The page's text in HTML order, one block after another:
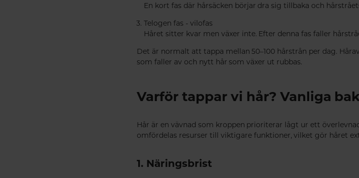
En kort fas där hårsäcken börjar dra sig tillbaka och
Telogen fas - vilofas
Håret sitter kvar men växer inte. Efter denna fas faller
Det är normalt att tappa mellan 50–100 hårstrån per dag.
som faller av och nytt hår som växer ut rubbas.
Varför tappar vi hår? Vanliga
Hår är en vävnad som kroppen prioriterar lågt ur ett
omfördelas resurser till viktigare funktioner, vilket gör håret
1. Näringsbrist